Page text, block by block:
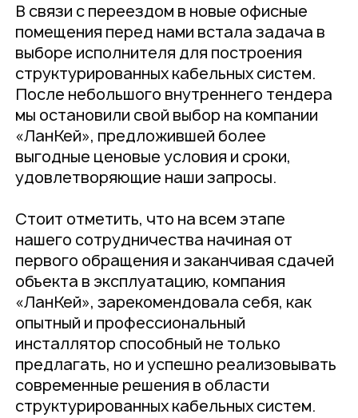
В связи с переездом в новые офисные
помещения перед нами встала задача в
выборе исполнителя для построения
структурированных кабельных систем.
После небольшого внутреннего тендера
мы остановили свой выбор на компании
«ЛанКей», предложившей более
выгодные ценовые условия и сроки,
удовлетворяющие наши запросы.
Стоит отметить, что на всем этапе
нашего сотрудничества начиная от
первого обращения и заканчивая сдачей
объекта в эксплуатацию, компания
«ЛанКей», зарекомендовала себя, как
опытный и профессиональный
инсталлятор способный не только
предлагать, но и успешно реализовывать
современные решения в области
структурированных кабельных систем.